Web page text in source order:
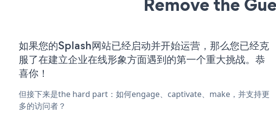
如果您的Splash网站已经启动并开始运营，那么您已经克
服了在建立企业在线形象方面遇到的第一个重大挑战。恭
喜你！
但接下来是the hard part：如何engage、captivate、make，并支持更
多的访问者？